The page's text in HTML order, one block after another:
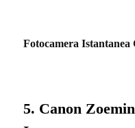
Fotocamera Istantanea
5. Canon